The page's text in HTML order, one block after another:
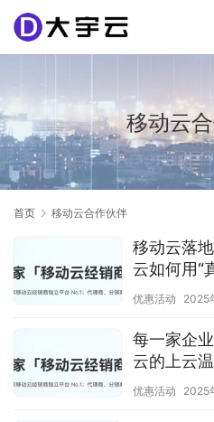
移动云
首页 移动云合作伙伴
移动云落
云如何用“
本？
优惠活动 2025
每一家企
云的上云
优惠活动 2025